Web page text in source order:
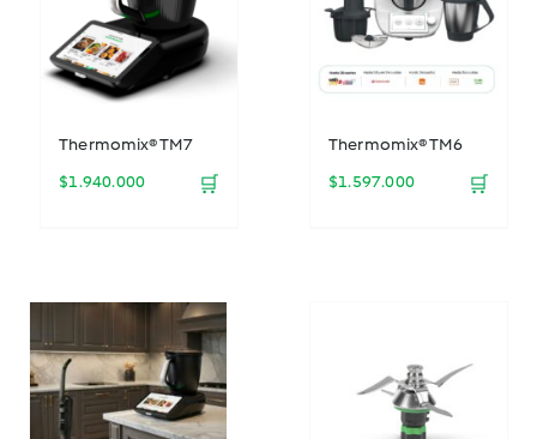
Thermomix® TM7
$1.940.000 🛒
Thermomix® TM6
$1.597.000 🛒